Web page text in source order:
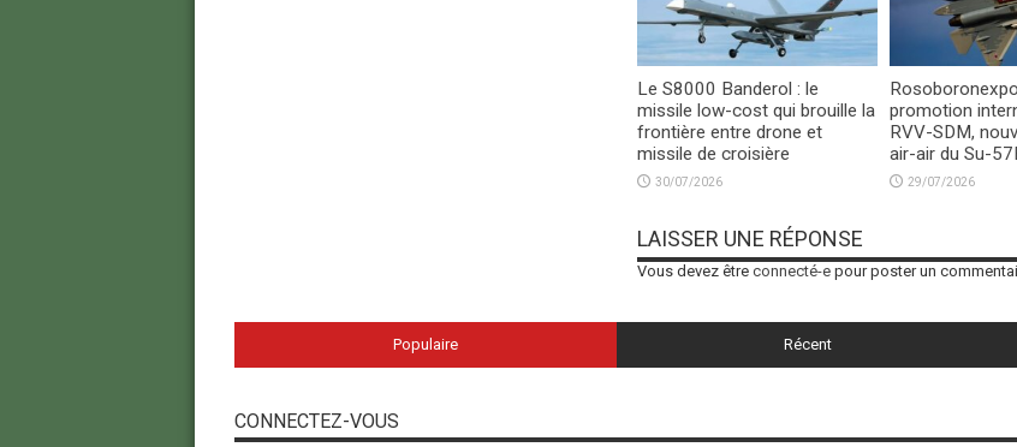
Le S8000 Banderol : le
missile low-cost qui brouille la
frontière entre drone et
missile de croisière
30/07/2026
promotion
RVV-SDM,
air-air du Su-
29/07/2026
LAISSER UNE RÉPONSE
Vous devez être connecté-epour poster un
Populaire Récent
CONNECTEZ-VOUS